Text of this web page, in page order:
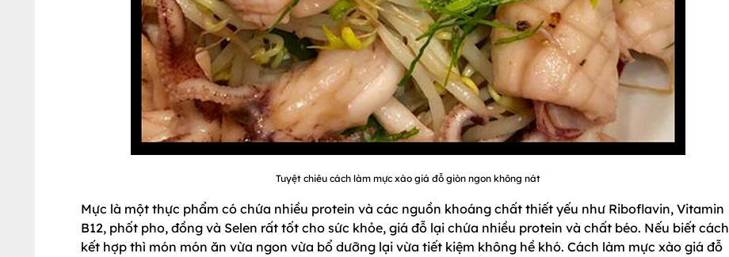
Tuyệt chiêu cách làm mực xào giá đỗ giòn ngon không nát
Mực là một thực phẩm có chứa nhiều protein và các nguồn khoáng chất thiết yếu như Riboflavin, Vitamin
B12, phốt pho, đồng và Selen rất tốt cho sức khỏe, giá đỗ lại chứa nhiều protein và chất béo. Nếu biết cách
kết hợp thì món món ăn vừa ngon vừa bổ dưỡng lại vừa tiết kiệm không hề khó. Cách làm mực xào giá đỗ